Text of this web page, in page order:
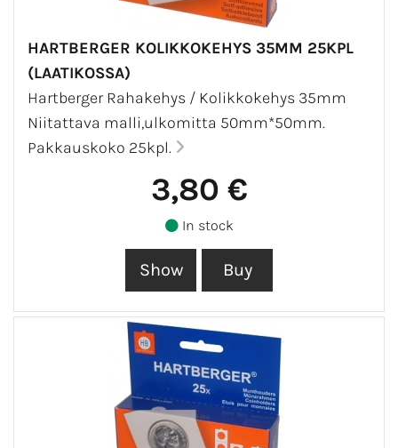
HARTBERGER KOLIKKOKEHYS 35MM 25KPL
(LAATIKOSSA)
Hartberger Rahakehys / Kolikkokehys 35mm
Niitattava malli,ulkomitta 50mm*50mm.
Pakkauskoko 25kpl.
3,80 €
In stock